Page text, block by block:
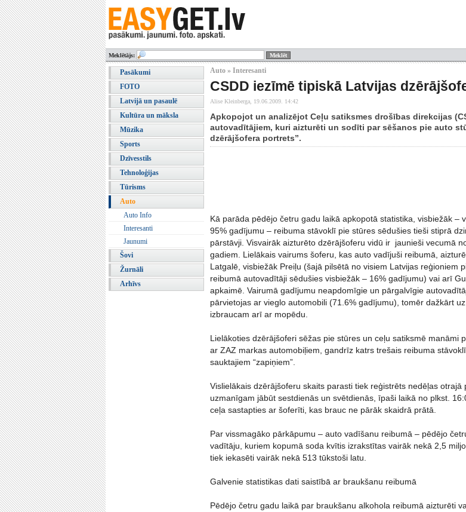
Meklētājs:
Pasākumi
FOTO
Latvijā un pasaulē
Kultūra un māksla
Mūzika
Sports
Dzīvesstils
Tehnoloģijas
Tūrisms
Auto
Auto Info
Interesanti
Jaunumi
Šovi
Žurnāli
Arhīvs
Auto » Interesanti
CSDD iezīmē tipiskā Latvijas
Alise Kleinberga, 19.06.2009. 14:42
Apkopojot un analizējot Ceļu satiksmes drošības direkcijas
autovadītājiem, kuri aizturēti un sodīti par sēšanos pie auto
dzērājšofera portrets”.
Kā parāda pēdējo četru gadu laikā apkopotā statistika, visbiežāk –
95% gadījumu – reibuma stāvoklī pie stūres sēdušies tieši stiprā
pārstāvji. Visvairāk aizturēto dzērājšoferu vidū ir jaunieši vecumā
gadiem. Lielākais vairums šoferu, kas auto vadījuši reibumā,
Latgalē, visbiežāk Preiļu (šajā pilsētā no visiem Latvijas reģioniem
reibumā autovadītāji sēdušies visbiežāk – 16% gadījumu) vai arī
apkaimē. Vairumā gadījumu neapdomīgie un pārgalvīgie
pārvietojas ar vieglo automobili (71.6% gadījumu), tomēr dažkārt
izbraucam arī ar mopēdu.
Lielākoties dzērājšoferi sēžas pie stūres un ceļu satiksmē manāmi
ar ZAZ markas automobiļiem, gandrīz katrs trešais reibuma
sauktajiem “zapiņiem”.
Vislielākais dzērājšoferu skaits parasti tiek reģistrēts nedēļas
uzmanīgam jābūt sestdienās un svētdienās, īpaši laikā no plkst.
ceļa sastapties ar šoferīti, kas brauc ne pārāk skaidrā prātā.
Par vissmagāko pārkāpumu – auto vadīšanu reibumā – pēdējo
vadītāju, kuriem kopumā soda kvītis izrakstītas vairāk nekā 2,5
tiek iekasēti vairāk nekā 513 tūkstoši latu.
Galvenie statistikas dati saistībā ar braukšanu reibumā
Pēdējo četru gadu laikā par braukšanu alkohola reibumā aizturēti